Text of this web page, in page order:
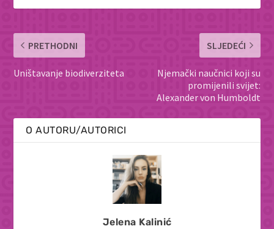
PRETHODNI
Uništavanje biodiverziteta
SLJEDEĆI
Njemački naučnici koji su
promijenili svijet:
Alexander von Humboldt
O AUTORU/AUTORICI
Jelena Kalinić